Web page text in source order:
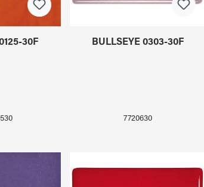
30F BULLSEYE 0303-30F
7720630